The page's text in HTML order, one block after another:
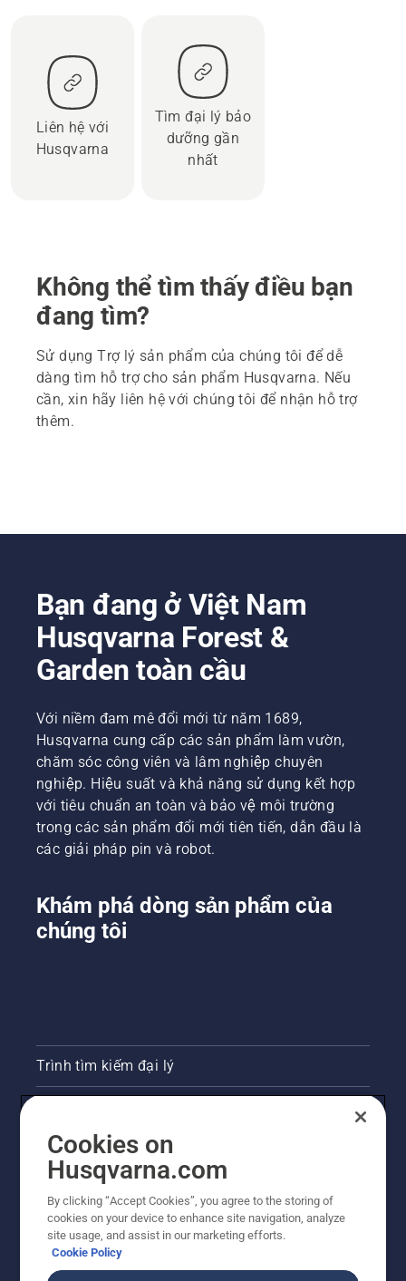
Liên hệ với
Husqvarna
Tìm đại lý bảo
dưỡng gần
nhất
Không thể tìm thấy điều bạn
đang tìm?
Sử dụng Trợ lý sản phẩm của chúng tôi để dễ
dàng tìm hỗ trợ cho sản phẩm Husqvarna. Nếu
cần, xin hãy liên hệ với chúng tôi để nhận hỗ trợ
thêm.
Bạn đang ở Việt Nam
Husqvarna Forest &
Garden toàn cầu
Với niềm đam mê đổi mới từ năm 1689,
Husqvarna cung cấp các sản phẩm làm vườn,
chăm sóc công viên và lâm nghiệp chuyên
nghiệp. Hiệu suất và khả năng sử dụng kết hợp
với tiêu chuẩn an toàn và bảo vệ môi trường
trong các sản phẩm đổi mới tiên tiến, dẫn đầu là
các giải pháp pin và robot.
Khám phá dòng sản phẩm của
chúng tôi
Trình tìm kiếm đại lý
Phòng họp báo
Trang web Husqvarna khác
Cookies on
Husqvarna.com
By clicking “Accept Cookies”, you agree to the storing of
cookies on your device to enhance site navigation, analyze
site usage, and assist in our marketing efforts.
Cookie Policy